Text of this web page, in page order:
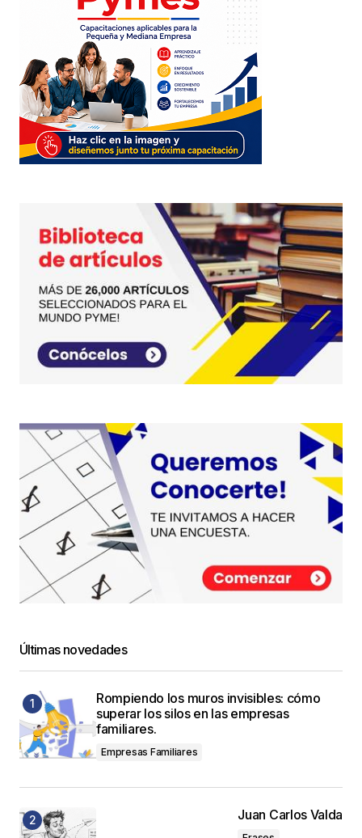
Últimas novedades
Rompiendo los muros invisibles: cómo
superar los silos en las empresas
familiares.
Empresas Familiares
Juan Carlos Valda